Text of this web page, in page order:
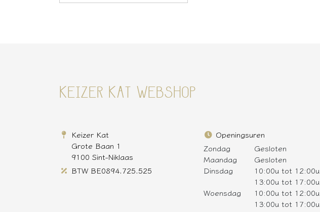
KEIZER KAT WEBSHOP
Keizer Kat
Grote Baan 1
9100 Sint-Niklaas
BTW BE0894.725.525
Openingsuren
Zondag
Gesloten
Maandag
Gesloten
Dinsdag
10:00u tot 12:00u
13:00u tot 17:00u
Woensdag
10:00u tot 12:00u
13:00u tot 17:00u